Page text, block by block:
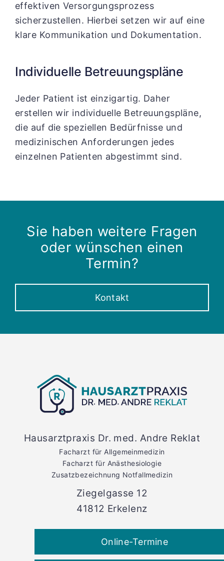
effektiven Versorgungsprozess
sicherzustellen. Hierbei setzen wir auf eine
klare Kommunikation und Dokumentation.
Individuelle Betreuungspläne
Jeder Patient ist einzigartig. Daher
erstellen wir individuelle Betreuungspläne,
die auf die speziellen Bedürfnisse und
medizinischen Anforderungen jedes
einzelnen Patienten abgestimmt sind.
Sie haben weitere Fragen
oder wünschen einen
Termin?
Kontakt
Hausarztpraxis Dr. med. Andre Reklat
Facharzt für Allgemeinmedizin
Facharzt für Anästhesiologie
Zusatzbezeichnung Notfallmedizin
Ziegelgasse 12
41812 Erkelenz
Online-Termine